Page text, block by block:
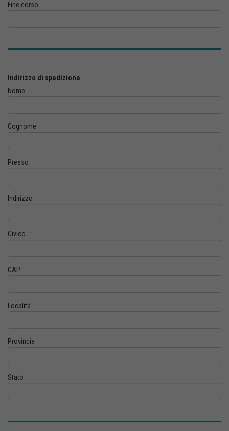
Fine corso
Indirizzo di spedizione
Nome
Cognome
Presso
Indirizzo
Civico
CAP
Località
Provincia
Stato